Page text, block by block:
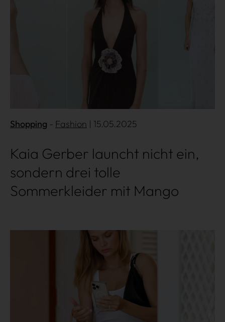
Shopping
Gossip
Experience
Win Win
Shopping Fashion | 15.05.2025
Kaia Gerber launcht nicht ein,
sondern drei tolle
Sommerkleider mit Mango